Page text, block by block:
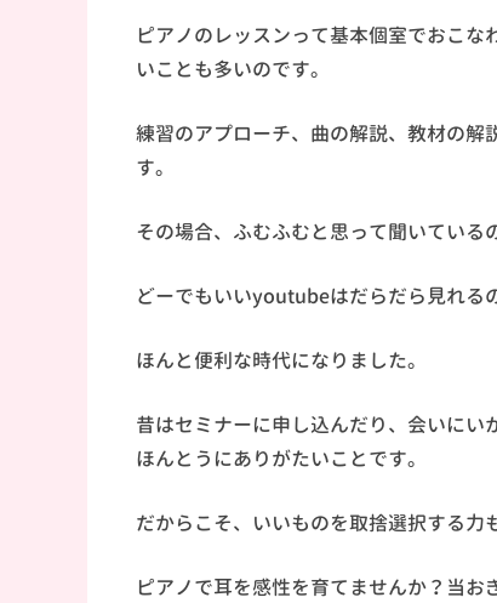
ピアノのレッスンって基本個室でおこ
いことも多いのです。
練習のアプローチ、曲の解説、教材の解
す。
その場合、ふむふむと思って聞いている
どーでもいいyoutubeはだらだら見れる
ほんと便利な時代になりました。
昔はセミナーに申し込んだり、会いにい
ほんとうにありがたいことです。
だからこそ、いいものを取捨選択する力
ピアノで耳を感性を育てませんか？当